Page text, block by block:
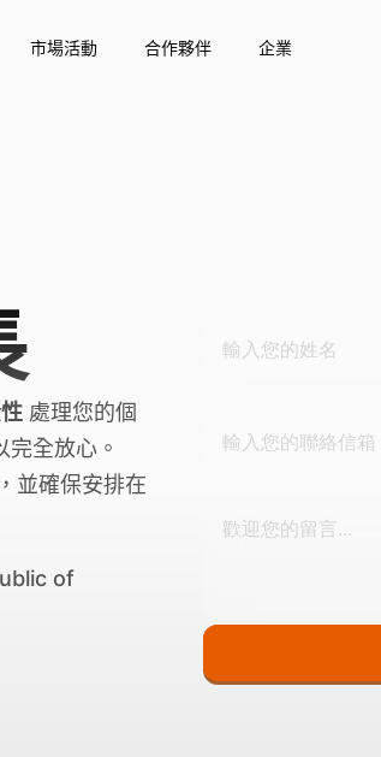
市場活動 合作夥伴 企業
處理您的個
全放心。
，並確保安排在
of